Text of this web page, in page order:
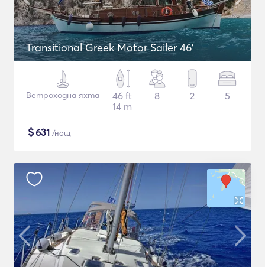
Transitional Greek Motor Sailer 46'
Ветроходна яхта
46 ft
14 m
8 2 5
$631 /нощ